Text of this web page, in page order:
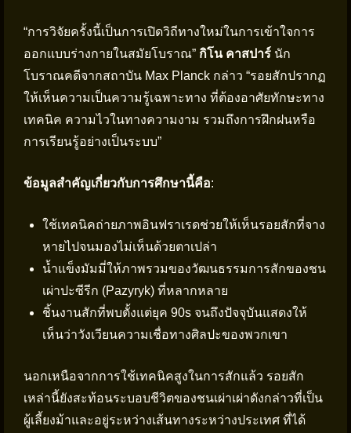
“การวิจัยครั้งนี้เป็นการเปิดวิถีทางใหม่ในการเข้าใจการ
ออกแบบร่างกายในสมัยโบราณ” กิโน คาสปาร์ นัก
โบราณคดีจากสถาบัน Max Planck กล่าว “รอยสักปรากฏ
ให้เห็นความเป็นความรู้เฉพาะทาง ที่ต้องอาศัยทักษะทาง
เทคนิค ความไวในทางความงาม รวมถึงการฝึกฝนหรือ
การเรียนรู้อย่างเป็นระบบ”
ข้อมูลสำคัญเกี่ยวกับการศึกษานี้คือ:
ใช้เทคนิคถ่ายภาพอินฟราเรดช่วยให้เห็นรอยสักที่จาง
หายไปจนมองไม่เห็นด้วยตาเปล่า
น้ำแข็งมัมมี่ให้ภาพรวมของวัฒนธรรมการสักของชน
เผ่าปะซีรีก (Pazyryk) ที่หลากหลาย
ชิ้นงานสักที่พบตั้งแต่ยุค 90s จนถึงปัจจุบันแสดงให้
เห็นว่าวังเวียนความเชื่อทางศิลปะของพวกเขา
นอกเหนือจากการใช้เทคนิคสูงในการสักแล้ว รอยสัก
เหล่านี้ยังสะท้อนระบอบชีวิตของชนเผ่าเผ่าดังกล่าวที่เป็น
ผู้เลี้ยงม้าและอยู่ระหว่างเส้นทางระหว่างประเทศ ที่ได้